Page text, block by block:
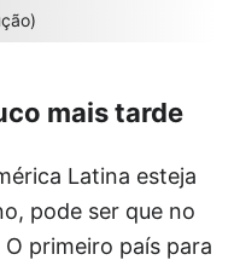
mais tarde
Latina esteja
pode ser que no
primeiro país para